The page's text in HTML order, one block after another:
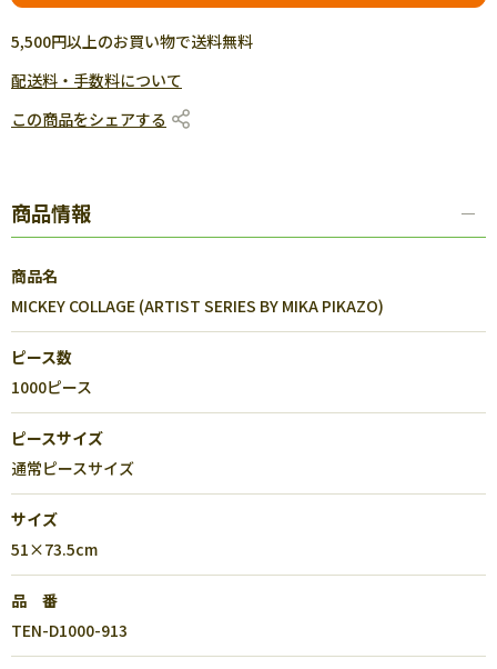
5,500円以上のお買い物で送料無料
配送料・手数料について
この商品をシェアする
商品情報
商品名
MICKEY COLLAGE (ARTIST SERIES BY MIKA PIKAZO)
ピース数
1000ピース
ピースサイズ
通常ピースサイズ
サイズ
51×73.5cm
品 番
TEN-D1000-913